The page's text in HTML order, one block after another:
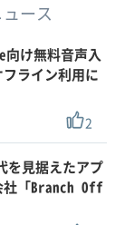
ース
け無料音声入
ライン利用に
2
を見据えたアプ
「Branch Off